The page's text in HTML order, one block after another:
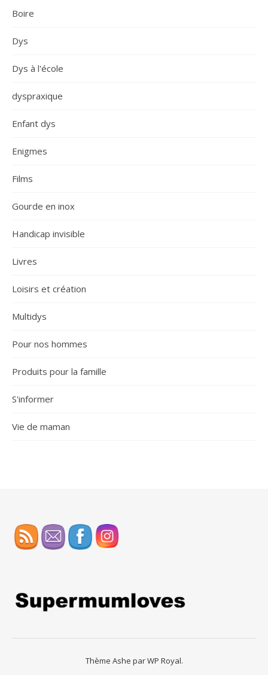
Boire
Dys
Dys à l'école
dyspraxique
Enfant dys
Enigmes
Films
Gourde en inox
Handicap invisible
Livres
Loisirs et création
Multidys
Pour nos hommes
Produits pour la famille
S'informer
Vie de maman
Thème Ashe parWP Royal.